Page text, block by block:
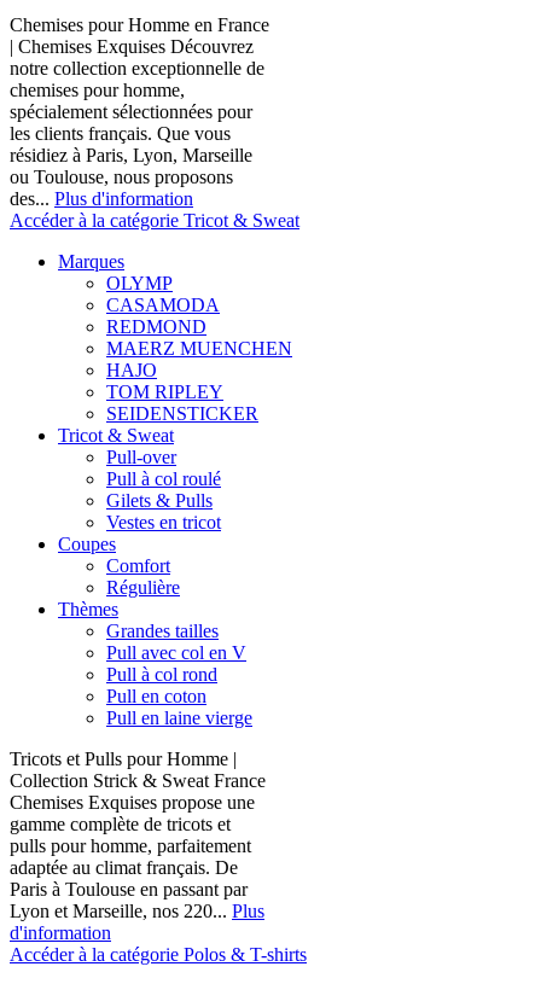
Chemises pour Homme en France
| Chemises Exquises Découvrez
notre collection exceptionnelle de
chemises pour homme,
spécialement sélectionnées pour
les clients français. Que vous
résidiez à Paris, Lyon, Marseille
ou Toulouse, nous proposons
des... Plus d'information
Accéder à la catégorie Tricot & Sweat
Marques
OLYMP
CASAMODA
REDMOND
MAERZ MUENCHEN
HAJO
TOM RIPLEY
SEIDENSTICKER
Tricot & Sweat
Pull-over
Pull à col roulé
Gilets & Pulls
Vestes en tricot
Coupes
Comfort
Régulière
Thèmes
Grandes tailles
Pull avec col en V
Pull à col rond
Pull en coton
Pull en laine vierge
Tricots et Pulls pour Homme |
Collection Strick & Sweat France
Chemises Exquises propose une
gamme complète de tricots et
pulls pour homme, parfaitement
adaptée au climat français. De
Paris à Toulouse en passant par
Lyon et Marseille, nos 220... Plus
d'information
Accéder à la catégorie Polos & T-shirts